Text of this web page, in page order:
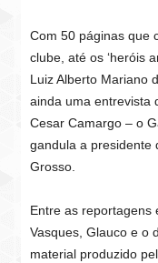
Com 50 páginas que
clube, até os ‘heróis
Luiz Alberto Mariano
ainda uma entrevista
Cesar Camargo – o
gandula a presidente
Grosso.
Entre as reportagens
Vasques, Glauco e o
material produzido